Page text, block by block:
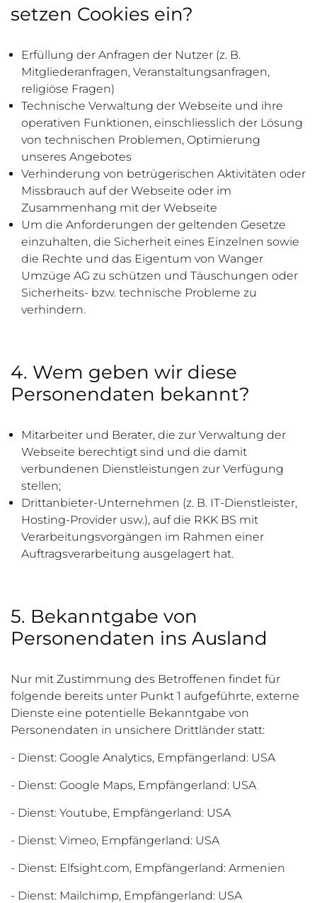
setzen Cookies ein?
Erfüllung der Anfragen der Nutzer (z. B.
Mitgliederanfragen, Veranstaltungsanfragen,
religiöse Fragen)
Technische Verwaltung der Webseite und ihre
operativen Funktionen, einschliesslich der Lösung
von technischen Problemen, Optimierung
unseres Angebotes
Verhinderung von betrügerischen Aktivitäten oder
Missbrauch auf der Webseite oder im
Zusammenhang mit der Webseite
Um die Anforderungen der geltenden Gesetze
einzuhalten, die Sicherheit eines Einzelnen sowie
die Rechte und das Eigentum von Wanger
Umzüge AG zu schützen und Täuschungen oder
Sicherheits- bzw. technische Probleme zu
verhindern.
4. Wem geben wir diese
Personendaten bekannt?
Mitarbeiter und Berater, die zur Verwaltung der
Webseite berechtigt sind und die damit
verbundenen Dienstleistungen zur Verfügung
stellen;
Drittanbieter-Unternehmen (z. B. IT-Dienstleister,
Hosting-Provider usw.), auf die RKK BS mit
Verarbeitungsvorgängen im Rahmen einer
Auftragsverarbeitung ausgelagert hat.
5. Bekanntgabe von
Personendaten ins Ausland
Nur mit Zustimmung des Betroffenen findet für
folgende bereits unter Punkt 1 aufgeführte, externe
Dienste eine potentielle Bekanntgabe von
Personendaten in unsichere Drittländer statt:
- Dienst: Google Analytics, Empfängerland: USA
- Dienst: Google Maps, Empfängerland: USA
- Dienst: Youtube, Empfängerland: USA
- Dienst: Vimeo, Empfängerland: USA
- Dienst: Elfsight.com, Empfängerland: Armenien
- Dienst: Mailchimp, Empfängerland: USA